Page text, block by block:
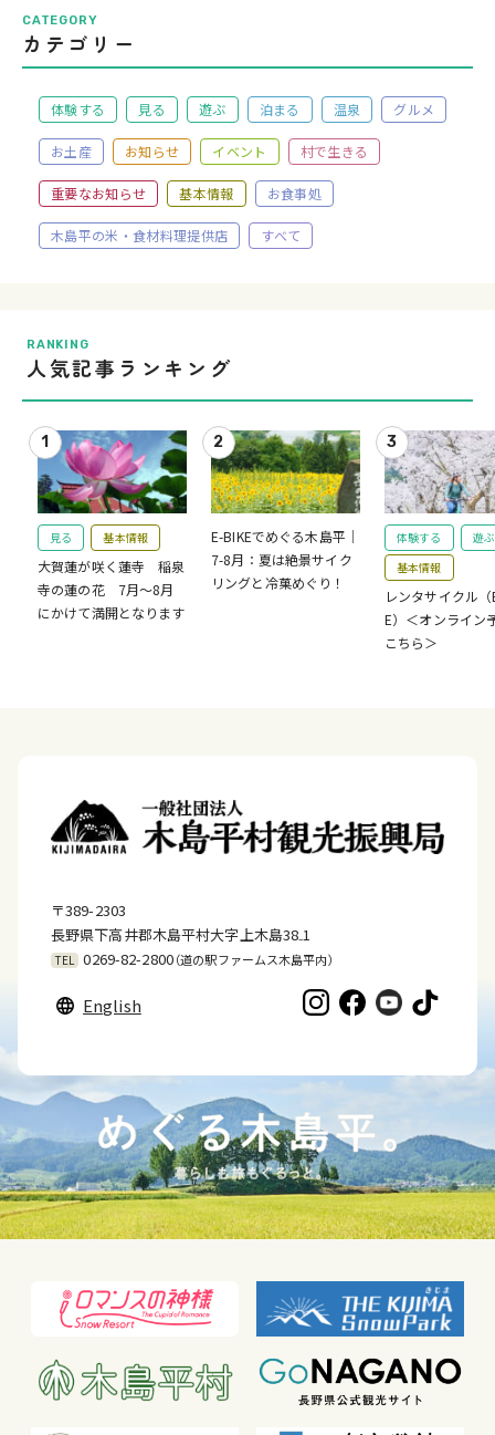
CATEGORY
カテゴリー
体験する 見る 遊ぶ 泊まる 温泉 グルメ
お土産 お知らせ イベント 村で生きる
重要なお知らせ 基本情報 お食事処
木島平の米・食材料理提供店 すべて
RANKING
人気記事ランキング
見る 基本情報
大賀蓮が咲く蓮寺 稲泉
寺の蓮の花 7月～8月
にかけて満開となります
E-BIKEでめぐる木島平｜
7-8月：夏は絶景サイク
リングと冷菓めぐり！
体験する
遊ぶ
基本情報
レンタサイクル（
E）＜オンライン
こちら＞
〒389-2303
長野県下高井郡木島平村大字上木島38₋1
TEL 0269-82-2800（道の駅ファームス木島平内）
English